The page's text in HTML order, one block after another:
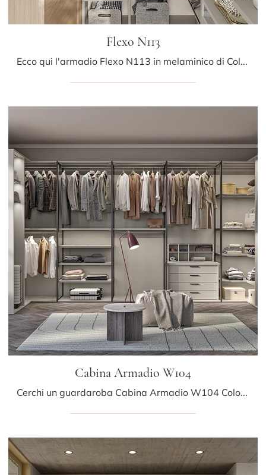
Flexo N113
Ecco qui l'armadio Flexo N113 in melaminico di Colombini Casa! Un ricco catalogo di armadi cabine armadio con ante battenti.
Cabina Armadio W104
Cerchi un guardaroba Cabina Armadio W104 Colombini Casa? Clicca subito! Gli armadi cabine armadio con ante scorrevoli ti attendono.